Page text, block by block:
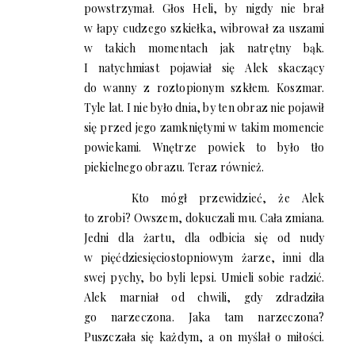
powstrzymał. Głos Heli, by nigdy nie brał
w łapy cudzego szkiełka, wibrował za uszami
w takich momentach jak natrętny bąk.
I natychmiast pojawiał się Alek skaczący
do wanny z roztopionym szkłem. Koszmar.
Tyle lat. I nie było dnia, by ten obraz nie pojawił
się przed jego zamkniętymi w takim momencie
powiekami. Wnętrze powiek to było tło
piekielnego obrazu. Teraz również.
Kto mógł przewidzieć, że Alek
to zrobi? Owszem, dokuczali mu. Cała zmiana.
Jedni dla żartu, dla odbicia się od nudy
w pięćdziesięciostopniowym żarze, inni dla
swej pychy, bo byli lepsi. Umieli sobie radzić.
Alek marniał od chwili, gdy zdradziła
go narzeczona. Jaka tam narzeczona?
Puszczała się każdym, a on myślał o miłości.